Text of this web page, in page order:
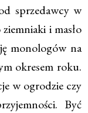
sprzedawcy w
i masło
monologów na
okresem roku.
w ogrodzie czy
Być